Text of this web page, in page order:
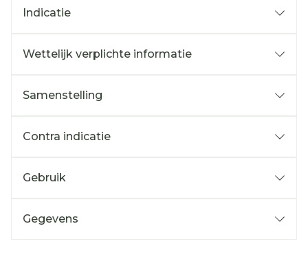
Indicatie
Wettelijk verplichte informatie
Samenstelling
Contra indicatie
Gebruik
Gegevens